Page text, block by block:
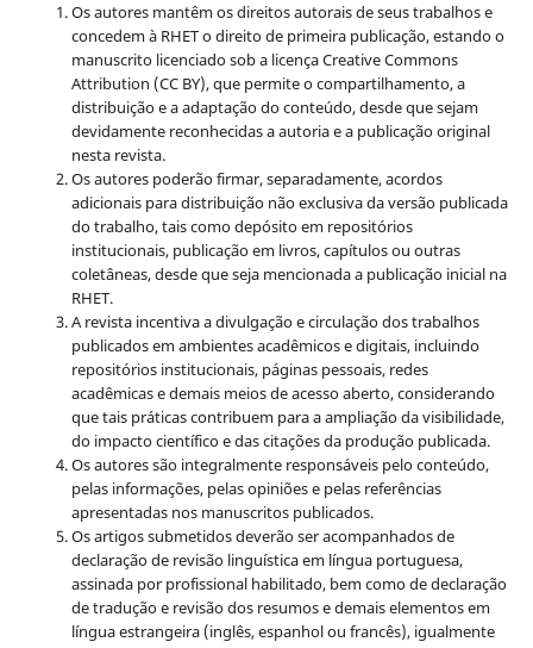
Os autores mantêm os direitos autorais de seus trabalhos e
concedem à RHET o direito de primeira publicação, estando o
manuscrito licenciado sob a licençaCreative Commons
Attribution (CC BY), que permite o compartilhamento, a
distribuição e a adaptação do conteúdo, desde que sejam
devidamente reconhecidas a autoria e a publicação original
nesta revista.
Os autores poderão firmar, separadamente, acordos
adicionais para distribuição não exclusiva da versão publicada
do trabalho, tais como depósito em repositórios
institucionais, publicação em livros, capítulos ou outras
coletâneas, desde que seja mencionada a publicação inicial na
RHET.
A revista incentiva a divulgação e circulação dos trabalhos
publicados em ambientes acadêmicos e digitais, incluindo
repositórios institucionais, páginas pessoais, redes
acadêmicas e demais meios de acesso aberto, considerando
que tais práticas contribuem para a ampliação da visibilidade,
do impacto científico e das citações da produção publicada.
Os autores são integralmente responsáveis pelo conteúdo,
pelas informações, pelas opiniões e pelas referências
apresentadas nos manuscritos publicados.
Os artigos submetidos deverão ser acompanhados de
declaração de revisão linguística em língua portuguesa,
assinada por profissional habilitado, bem como de declaração
de tradução e revisão dos resumos e demais elementos em
língua estrangeira (inglês, espanhol ou francês), igualmente